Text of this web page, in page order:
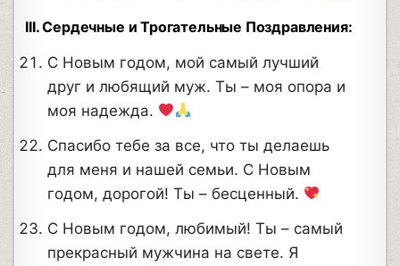
III. Сердечные и Трогательные Поздравления:
С Новым годом, мой самый лучший
друг и любящий муж. Ты – моя опора и
моя надежда.
Спасибо тебе за все, что ты делаешь
для меня и нашей семьи. С Новым
годом, дорогой! Ты – бесценный.
С Новым годом, любимый! Ты – самый
прекрасный мужчина на свете. Я